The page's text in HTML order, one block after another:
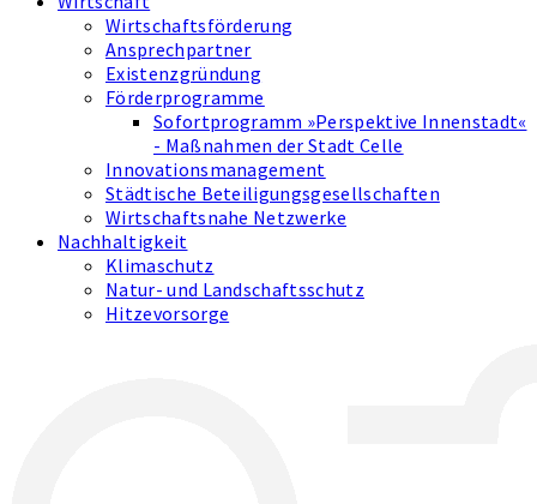
Wirtschaftsförderung
Ansprechpartner
Existenzgründung
Förderprogramme
Sofortprogramm »Perspektive Innenstadt«
- Maßnahmen der Stadt Celle
Innovations­management
Städtische Beteiligungsgesellschaften
Wirtschaftsnahe Netzwerke
Nachhaltigkeit
Klimaschutz
Natur- und Landschaftsschutz
Hitzevorsorge